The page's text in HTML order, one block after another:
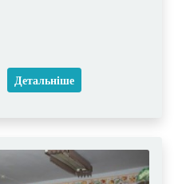
Детальніше